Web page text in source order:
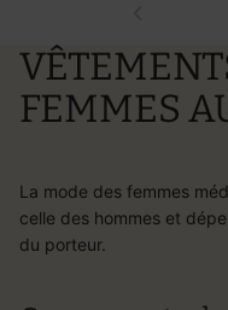
FEMMES
La mode des femmes
celle des hommes et
du porteur.